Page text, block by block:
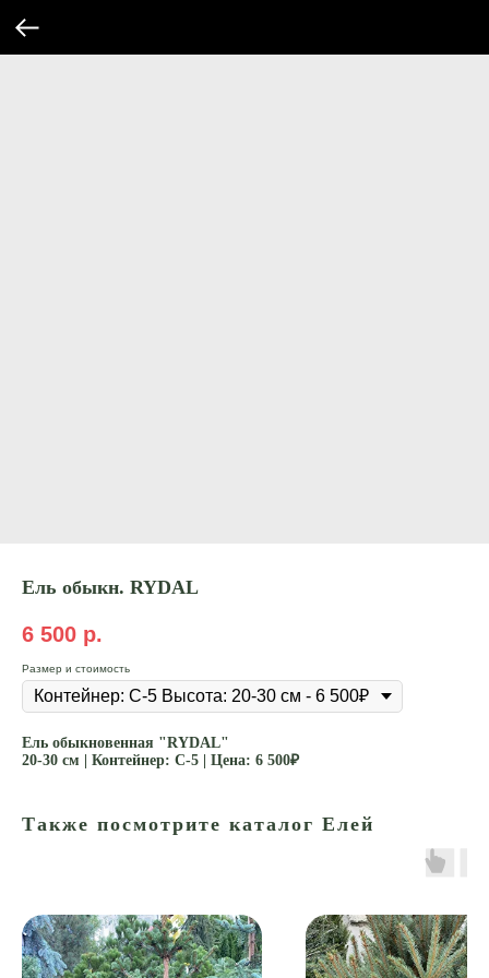
Ель обыкн. RYDAL
6 500 р.
Размер и стоимость
Ель обыкновенная "RYDAL"
20-30 см | Контейнер: С-5 | Цена: 6 500₽
Также посмотрите каталог Елей